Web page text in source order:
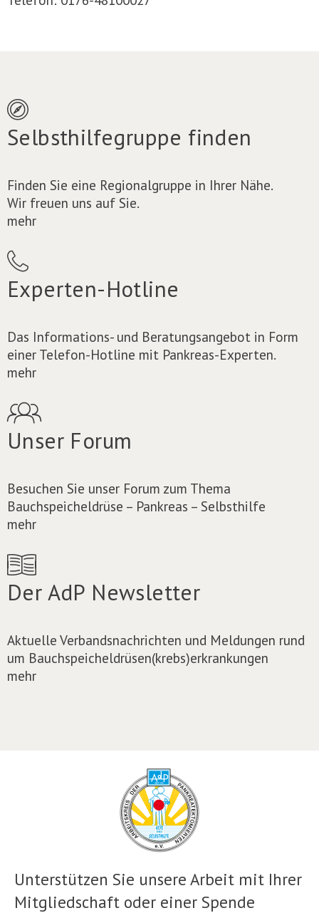
Selbsthilfegruppe finden
Finden Sie eine Regionalgruppe in Ihrer Nähe.
Wir freuen uns auf Sie.
mehr
Experten-Hotline
Das Informations- und Beratungsangebot in Form
einer Telefon-Hotline mit Pankreas-Experten.
mehr
Unser Forum
Besuchen Sie unser Forum zum Thema
Bauchspeicheldrüse – Pankreas – Selbsthilfe
mehr
Der AdP Newsletter
Aktuelle Verbandsnachrichten und Meldungen rund
um Bauchspeicheldrüsen(krebs)erkrankungen
mehr
Unterstützen Sie unsere Arbeit mit Ihrer
Mitgliedschaft oder einer Spende